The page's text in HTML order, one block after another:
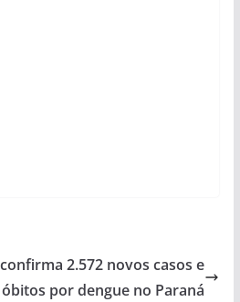
2.572 novos casos e
por dengue no Paraná